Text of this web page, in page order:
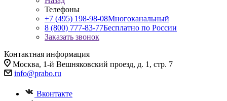
Телефоны
+7 (495) 198-98-08Многоканальный
8 (800) 777-83-77Бесплатно по России
Заказать звонок
Контактная информация
Москва, 1-й Вешняковский проезд, д. 1, стр. 7
info@prabo.ru
Вконтакте